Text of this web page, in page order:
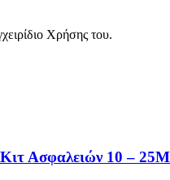
Χρήσης του.
Ασφαλειών 10 –